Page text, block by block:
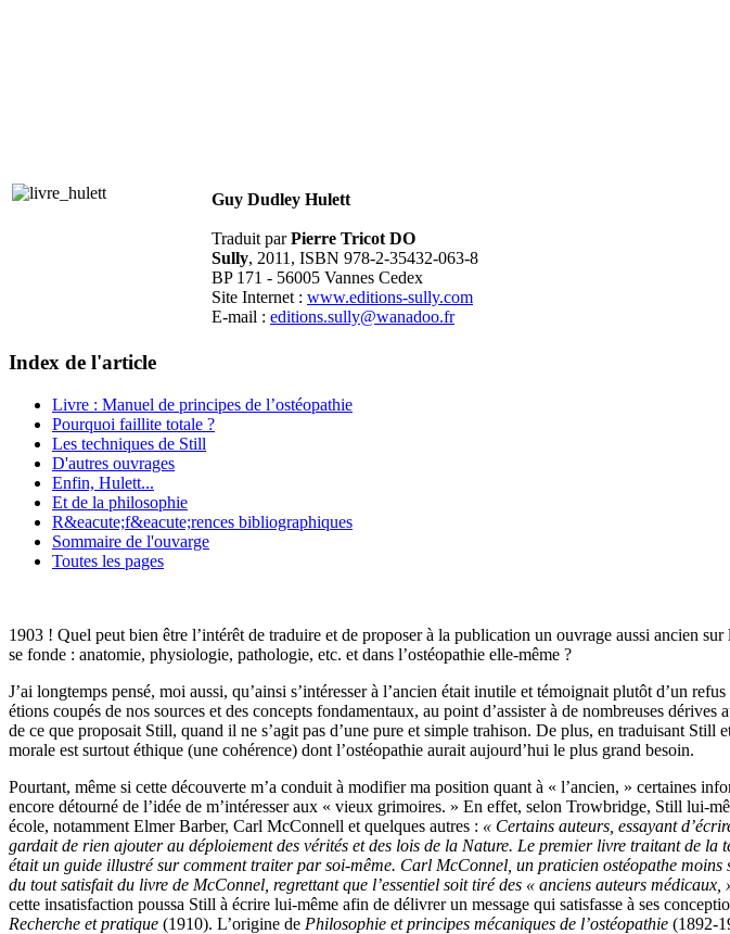
Guy Dudley Hulett
Traduit parPierre Tricot DO
Sully, 2011, ISBN 978-2-35432-063-8
BP 171 - 56005 Vannes Cedex
Site Internet : www.editions-sully.com
E-mail : editions.sully@wanadoo.fr
Index de l'article
Livre : Manuel de principes de l’ostéopathie
Pourquoi faillite totale ?
Les techniques de Still
D'autres ouvrages
Enfin, Hulett...
Et de la philosophie
R&eacute;f&eacute;rences bibliographiques
Sommaire de l'ouvarge
Toutes les pages
1903 ! Quel peut bien être l’intérêt de traduire et de proposer à la publication un ouvrage aussi ancien
se fonde : anatomie, physiologie, pathologie, etc. et dans l’ostéopathie elle-même ?
J’ai longtemps pensé, moi aussi, qu’ainsi s’intéresser à l’ancien était inutile et témoignait plutôt d’un
étions coupés de nos sources et des concepts fondamentaux, au point d’assister à de nombreuses
de ce que proposait Still, quand il ne s’agit pas d’une pure et simple trahison. De plus, en traduisant
morale est surtout éthique (une cohérence) dont l’ostéopathie aurait aujourd’hui le plus grand besoin.
Pourtant, même si cette découverte m’a conduit à modifier ma position quant à « l’ancien, » certaines
encore détourné de l’idée de m’intéresser aux « vieux grimoires. » En effet, selon Trowbridge, Still lui-
école, notamment Elmer Barber, Carl McConnell et quelques autres : « Certains auteurs, essayant
gardait de rien ajouter au déploiement des vérités et des lois de la Nature. Le premier livre traitant de
était un guide illustré sur comment traiter par soi-même. Carl McConnel, un praticien ostéopathe
du tout satisfait du livre de McConnel, regrettant que l’essentiel soit tiré des « anciens auteurs
cette insatisfaction poussa Still à écrire lui-même afin de délivrer un message qui satisfasse à ses
Recherche et pratique (1910). L’origine de Philosophie et principes mécaniques de l’ostéopathie (1892-